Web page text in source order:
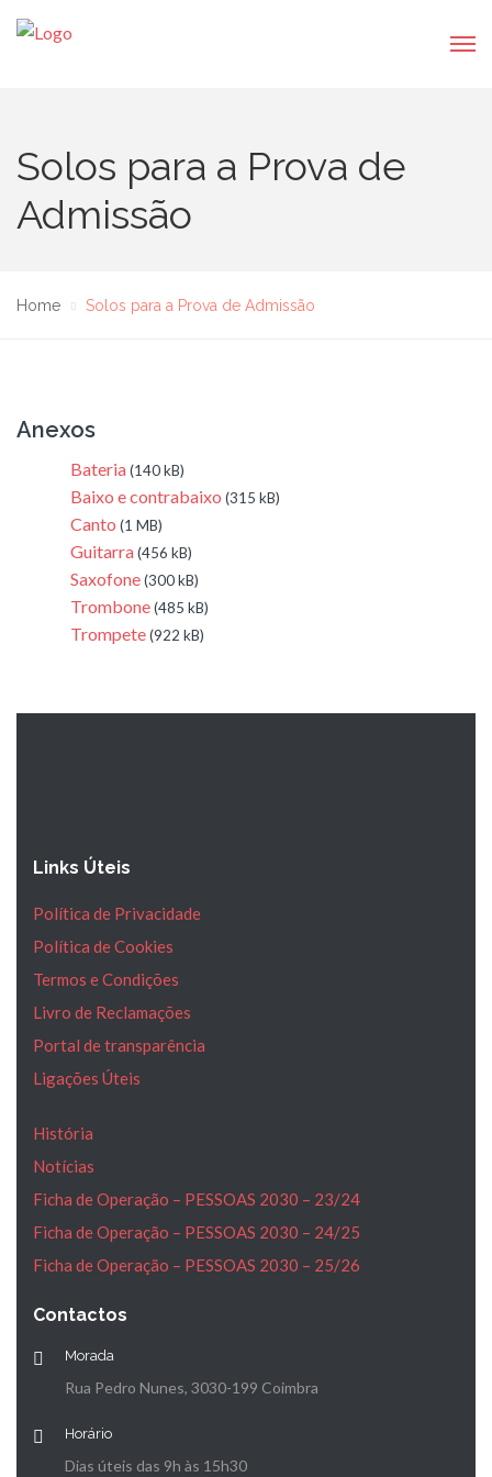
Solos para a Prova de
Admissão
Home Solos para a Prova de Admissão
Anexos
Bateria(140 kB)
Baixo e contrabaixo (315 kB)
Canto (1 MB)
Guitarra(456 kB)
Saxofone(300 kB)
Trombone(485 kB)
Trompete(922 kB)
Links Úteis
Política de Privacidade
Política de Cookies
Termos e Condições
Livro de Reclamações
Portal de transparência
Ligações Úteis
História
Notícias
Ficha de Operação – PESSOAS 2030 – 23/24
Ficha de Operação – PESSOAS 2030 – 24/25
Ficha de Operação – PESSOAS 2030 – 25/26
Contactos
Morada
Rua Pedro Nunes, 3030-199 Coimbra
Horário
Dias úteis das 9h às 15h30